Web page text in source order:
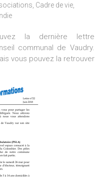
Cadre de vie
la dernière lettre
communal de Vaudry.
vous pouvez la retrouver